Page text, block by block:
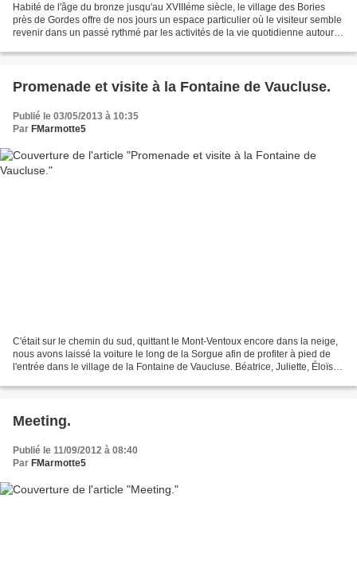
Habité de l'âge du bronze jusqu'au XVIIIéme siècle, le village des Bories
près de Gordes offre de nos jours un espace particulier où le visiteur semble
revenir dans un passé rythmé par les activités de la vie quotidienne autour
Promenade et visite à la Fontaine de Vaucluse.
Publié le 03/05/2013 à 10:35
Par FMarmotte5
C'était sur le chemin du sud, quittant le Mont-Ventoux encore dans la neige,
nous avons laissé la voiture le long de la Sorgue afin de profiter à pied de
l'entrée dans le village de la Fontaine de Vaucluse. Béatrice, Juliette, Éloïse,
Meeting.
Publié le 11/09/2012 à 08:40
Par FMarmotte5